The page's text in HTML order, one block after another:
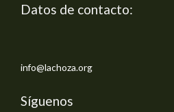
Datos de contacto:
info@lachoza.org
Síguenos